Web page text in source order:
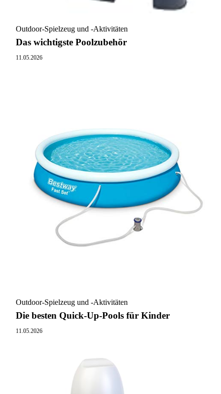
Outdoor-Spielzeug und -Aktivitäten
Das wichtigste Poolzubehör
11.05.2026
Outdoor-Spielzeug und -Aktivitäten
Die besten Quick-Up-Pools für Kinder
11.05.2026